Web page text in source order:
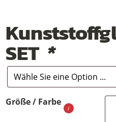
SET *
Größe / Farbe